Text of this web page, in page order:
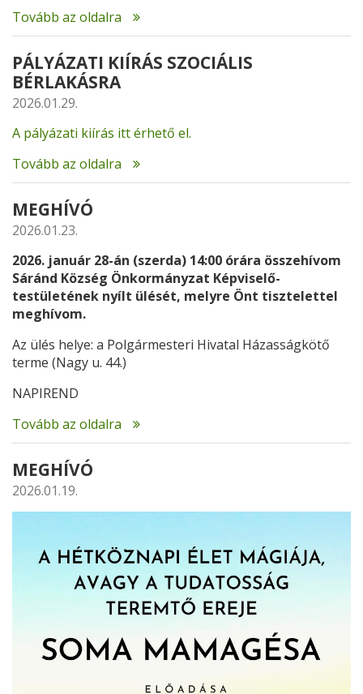
Tovább az oldalra
PÁLYÁZATI KIÍRÁS SZOCIÁLIS
BÉRLAKÁSRA
2026.01.29.
A pályázati kiírás itt érhető el.
Tovább az oldalra
MEGHÍVÓ
2026.01.23.
2026. január 28-án (szerda) 14:00 órára összehívom
Sáránd Község Önkormányzat Képviselő-
testületének nyílt ülését, melyre Önt tisztelettel
meghívom.
Az ülés helye: a Polgármesteri Hivatal Házasságkötő
terme (Nagy u. 44.)
NAPIREND
Tovább az oldalra
MEGHÍVÓ
2026.01.19.